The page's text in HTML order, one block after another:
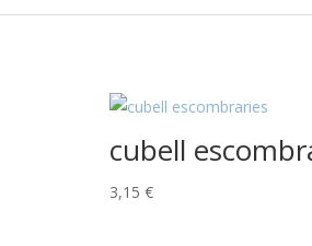
cubell
3,15 €